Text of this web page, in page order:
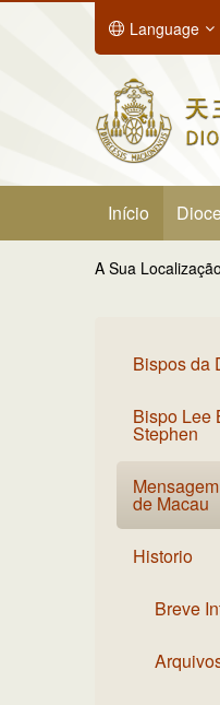
Language
Início
A Sua Localização
Bispos da
Bispo Lee
Stephen
de Macau
Historio
Breve